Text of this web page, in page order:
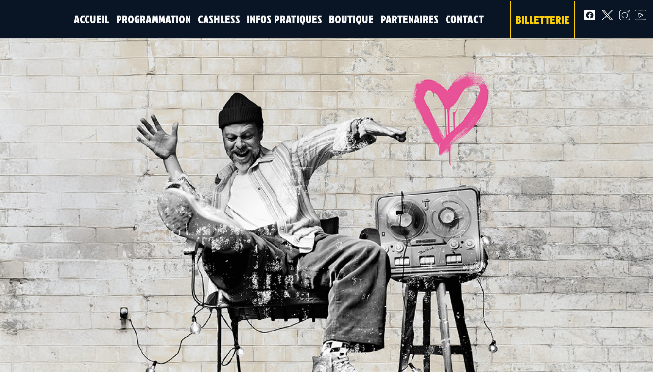
ACCUEIL PROGRAMMATION CASHLESS INFOS PRATIQUES BOUTIQUE PARTENAIRES CONTACT BILLETTERIE